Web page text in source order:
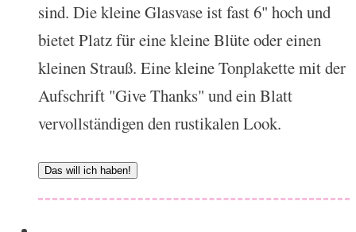
sind. Die kleine Glasvase ist fast 6" hoch und
bietet Platz für eine kleine Blüte oder einen
kleinen Strauß. Eine kleine Tonplakette mit der
Aufschrift "Give Thanks" und ein Blatt
vervollständigen den rustikalen Look.
Das will ich haben!